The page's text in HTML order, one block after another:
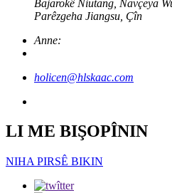
Bajarokê Niutang, Navçeya
Parêzgeha Jiangsu, Çîn
Anne:
holicen@hlskaac.com
LI ME BIŞOPÎNIN
NIHA PIRSÊ BIKIN